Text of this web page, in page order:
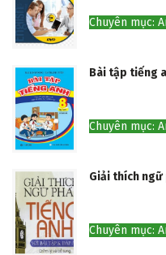
Chuyên mục:
Bài tập tiếng
Chuyên mục:
Giải thích ngữ
Chuyên mục: